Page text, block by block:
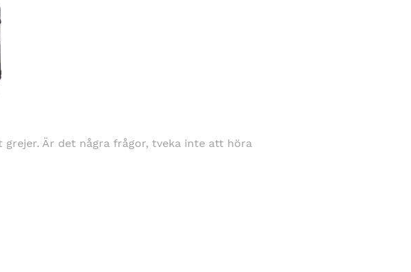
Är det några frågor, tveka inte att höra